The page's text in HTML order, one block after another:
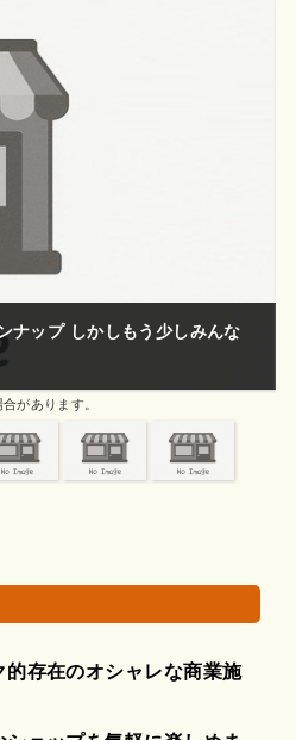
のお店が揃っていた印象。
れている場合があります。
存在のオシャレな商業施